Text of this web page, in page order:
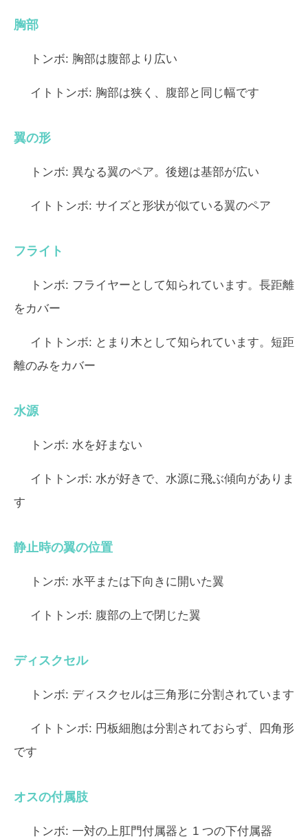
胸部
トンボ: 胸部は腹部より広い
イトトンボ: 胸部は狭く、腹部と同じ幅です
翼の形
トンボ: 異なる翼のペア。後翅は基部が広い
イトトンボ: サイズと形状が似ている翼のペア
フライト
トンボ: フライヤーとして知られています。長距離
をカバー
イトトンボ: とまり木として知られています。短距
離のみをカバー
水源
トンボ: 水を好まない
イトトンボ: 水が好きで、水源に飛ぶ傾向がありま
す
静止時の翼の位置
トンボ: 水平または下向きに開いた翼
イトトンボ: 腹部の上で閉じた翼
ディスクセル
トンボ: ディスクセルは三角形に分割されています
イトトンボ: 円板細胞は分割されておらず、四角形
です
オスの付属肢
トンボ: 一対の上肛門付属器と 1 つの下付属器